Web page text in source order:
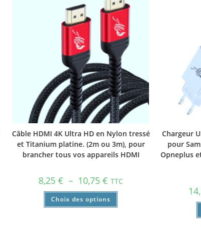
Câble HDMI 4K Ultra HD en Nylon tressé
et Titanium platine. (2m ou 3m), pour
brancher tous vos appareils HDMI
8,25 € – 10,75 € TTC
Choix des options
Chargeur
pour
Opneplus